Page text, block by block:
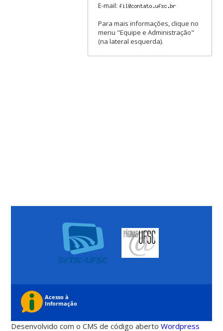
E-mail:
Para mais informações, clique no
menu "Equipe e Administração"
(na lateral esquerda).
Desenvolvido com o CMS de código abertoWordpress